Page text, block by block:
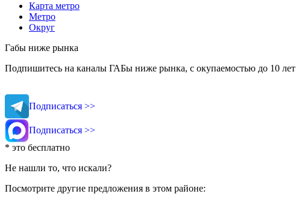
Карта метро
Метро
Округ
Габы ниже рынка
Подпишитесь на каналы ГАБы ниже рынка, с окупаемостью до 10 лет
Подписаться >>
Подписаться >>
* это бесплатно
Не нашли то, что искали?
Посмотрите другие предложения в этом районе: